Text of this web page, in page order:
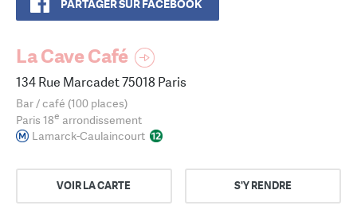
PARTAGER SUR FACEBOOK
La Cave Café
134 Rue Marcadet 75018 Paris
Bar / café (100 places)
Paris 18e arrondissement
Lamarck-Caulaincourt
VOIR LA CARTE S'Y RENDRE